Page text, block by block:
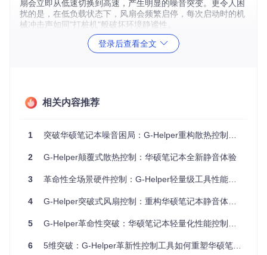
扇会立即从低速切换到高速，产生明显的噪音突变。更令人困
扰的是，在低负载状态下，风扇会频繁启停，每次启动时的机
械冲击声如同"打桩机"般破坏环境静谧性。
技术解析：原厂控制策略的三大缺陷
统整体散热状态；最后是
景动态调整策略。这些缺陷共同导致了风扇控制的"笨重型"表
对比优势：G-Helper带来的控制革命
G-Helper通过多点温度采样和连续变量控制技术，彻底改变了
速控制和平滑过渡，就像将传统的"开关式"水龙头升级为现代
响应"。
技术原理：如何让风扇控制变得智能高效
场景痛点：传统控制为何无法实现平滑调节
登录后查看全文
相关内容推荐
1 突破华硕笔记本噪音困局：G-Helper重构散热控制体系的技术革命
2 G-Helper颠覆式散热控制：华硕笔记本全新静音体验
3 革命性全场景硬件控制：G-Helper轻量级工具性能优化深度解析
4 G-Helper突破式风扇控制：重构华硕笔记本静音体验的技术革命
5 G-Helper革命性突破：华硕笔记本轻量化性能控制工具彻底解决原厂软件顽疾
6 5维突破：G-Helper革新性控制工具如何重塑华硕笔记本性能体验